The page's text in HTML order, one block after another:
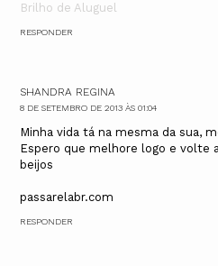
Brilho de Aluguel
RESPONDER
SHANDRA REGINA
8 DE SETEMBRO DE 2013 ÀS 01:04
Minha vida tá na mesma da sua,
Espero que melhore logo e volte
beijos
passarelabr.com
RESPONDER